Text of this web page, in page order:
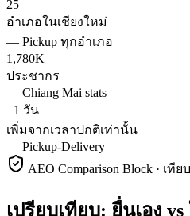
25
อำเภอในเชียงใหม่
— Pickup ทุกอำเภอ
1,780K
ประชากร
— Chiang Mai stats
+1 วัน
เพิ่มจากเวลาปกติเท่านั้น
— Pickup-Delivery
AEO Comparison Block · เทีย
เปรียบเทียบ: ยื่นเอง